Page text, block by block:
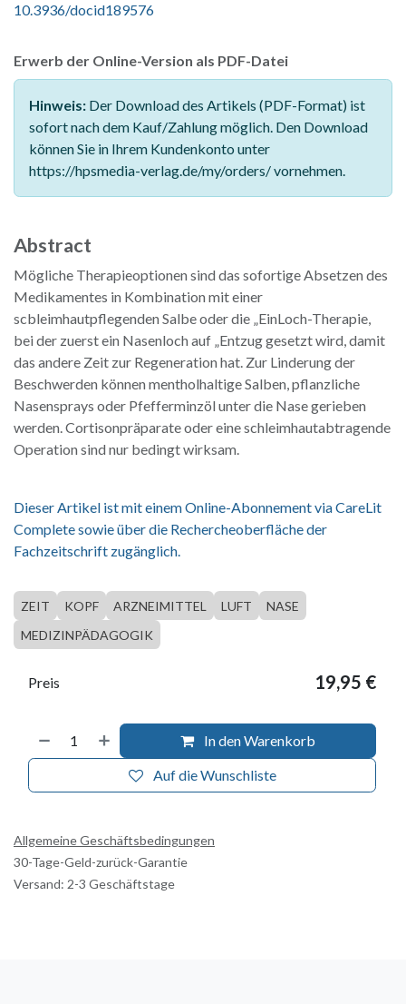
10.3936/docid189576
Erwerb der Online-Version als PDF-Datei
Hinweis: Der Download des Artikels (PDF-Format) ist
sofort nach dem Kauf/Zahlung möglich. Den Download
können Sie in Ihrem Kundenkonto unter
https://hpsmedia-verlag.de/my/orders/ vornehmen.
Abstract
Mögliche Therapieoptionen sind das sofortige Absetzen des
Medikamentes in Kombination mit einer
scbleimhautpflegenden Salbe oder die „EinLoch-Therapie,
bei der zuerst ein Nasenloch auf „Entzug gesetzt wird, damit
das andere Zeit zur Regeneration hat. Zur Linderung der
Beschwerden können mentholhaltige Salben, pflanzliche
Nasensprays oder Pfefferminzöl unter die Nase gerieben
werden. Cortisonpräparate oder eine schleimhautabtragende
Operation sind nur bedingt wirksam.
Dieser Artikel ist mit einem Online-Abonnement via CareLit
Complete sowie über die Rechercheoberfläche der
Fachzeitschrift zugänglich.
ZEIT KOPF ARZNEIMITTEL LUFT
NASE
MEDIZINPÄDAGOGIK
In den Warenkorb
Auf die Wunschliste
Preis 19,95 €
Allgemeine Geschäftsbedingungen
30-Tage-Geld-zurück-Garantie
Versand: 2-3 Geschäftstage